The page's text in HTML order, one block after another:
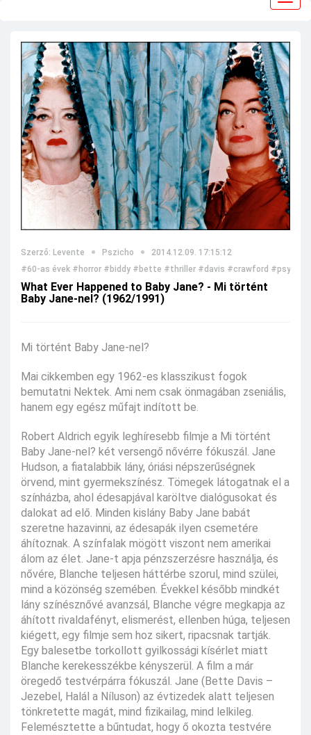
Szerző: Levente Pszicho
2014.12.09. 17:15:12
#60-as évek #horror #biddy #bette #thriller #davis #crawford #psycho
What Ever Happened to Baby Jane? - Mi történt
Baby Jane-nel? (1962/1991)
Mi történt Baby Jane-nel?
Mai cikkemben egy 1962-es klasszikust fogok
bemutatni Nektek. Ami nem csak önmagában zseniális,
hanem egy egész műfajt indított be.
Robert Aldrich egyik leghíresebb filmje a Mi történt
Baby Jane-nel? két versengő nővérre fókuszál. Jane
Hudson, a fiatalabbik lány, óriási népszerűségnek
örvend, mint gyermekszínész. Tömegek látogatnak el a
színházba, ahol édesapjával karöltve dialógusokat és
dalokat ad elő. Minden kislány Baby Jane babát
szeretne hazavinni, az édesapák ilyen csemetére
áhítoznak. A színfalak mögött viszont nem amerikai
álom az élet. Jane-t apja pénzszerzésre használja, és
nővére, Blanche teljesen háttérbe szorul, mind szülei,
mind a közönség szemében. Évekkel később mindkét
lány színésznővé avanzsál, Blanche végre megkapja az
áhított rivaldafényt, elismerést, ellenben húga, teljesen
kiégett, egy filmje sem hoz sikert, ripacsnak tartják.
Egy balesetbe torkollott gyilkossági kísérlet miatt
Blanche kerekesszékbe kényszerül. A film a már
öregedő testvérpárra fókuszál. Jane (Bette Davis –
Jezebel, Halál a Níluson) az évtizedek alatt teljesen
tönkretette magát, mind fizikailag, mind lelkileg.
Felemésztette a bűntudat, hogy ő okozta testvére